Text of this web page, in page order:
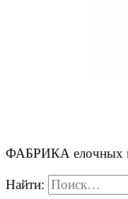
ФАБРИКА елочных
Найти: